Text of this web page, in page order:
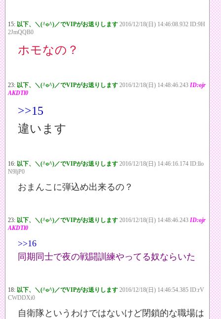
15: 以下、＼(^o^)／でVIPがお送りします 2016/12/18(日) 14:46:08.932 ID:9H
2JmQQB0
ホモなの？
23: 以下、＼(^o^)／でVIPがお送りします 2016/12/18(日) 14:48:46.243 ID:ojr
AKDTl0
>>15
違います
16: 以下、＼(^o^)／でVIPがお送りします 2016/12/18(日) 14:46:16.174 ID:llo
N9ljP0
おまんこに弾込め出来るの？
23: 以下、＼(^o^)／でVIPがお送りします 2016/12/18(日) 14:48:46.243 ID:ojr
AKDTl0
>>16
同期同士で夜の戦闘訓練やってる奴ならいた
18: 以下、＼(^o^)／でVIPがお送りします 2016/12/18(日) 14:46:54.385 ID:rV
CWDDXi0
自衛隊というわけではないけど閉鎖的な職場は